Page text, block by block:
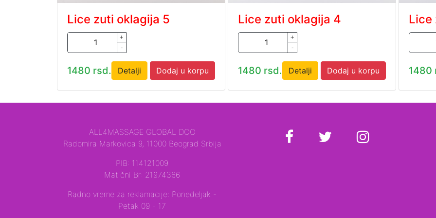
Lice zuti oklagija 5
+
-
1480 rsd. Detalji Dodaj u korpu
Lice zuti oklagija 4
+
-
1480 rsd. Detalji Dodaj u korpu
Lice
1480
ALL4MASSAGE GLOBAL DOO
Radomira Markovica 9, 11000 Beograd Srbija
PIB: 114121009
Matični Br: 21974366
Radno vreme za reklamacije: Ponedeljak -
Petak 09 - 17